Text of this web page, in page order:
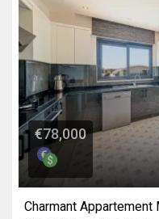
€78,000
Charmant Appartement